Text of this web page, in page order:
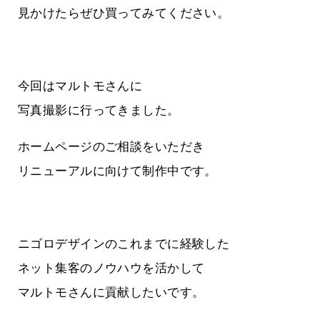
見かけたらぜひ買ってみてください。
今回はマルトモさんに
写真撮影に行ってきました。
ホームページのご相談をいただき
リニューアルに向けて制作中です。
ニゴロデザインのこれまでに経験した
ネット集客のノウハウを活かして
マルトモさんに貢献したいです。